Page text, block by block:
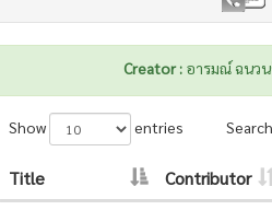
Creator :อารมณ์ ฉนว
Show entries
Title Contributor